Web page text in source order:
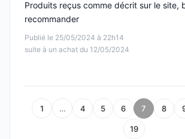
Publié le 25/05/2024 à 22h14
suite à un achat du 12/05/2024
Produits reçus comme décrit sur le site,
recommander
1 … 4 5 6 7 8
19